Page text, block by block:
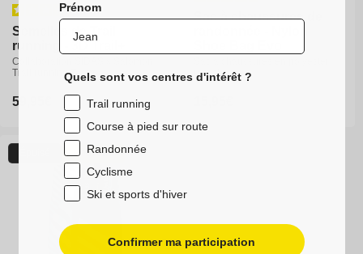
Semelles de Trail
running - 3D Trail+
Collaboration SIDAS x Salomon
Trail running Team
Prix
59,95€
Semelles de Trail
running - 3D Trail+
Collaboration SIDAS x Salomon
Trail running Team
Prix
59,95€
M
Sac à chaussures de
recyclé
Nouveau
Prénom
Quels sont vos centres d'intérêt ?
Trail running
Course à pied sur route
Randonnée
Cyclisme
Ski et sports d'hiver
Confirmer ma participation